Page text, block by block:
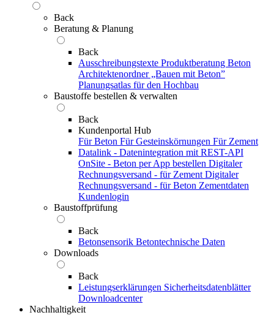
Back
Beratung & Planung
Back
Ausschreibungstexte Produktberatung Beton
Architektenordner „Bauen mit Beton”
Planungsatlas für den Hochbau
Baustoffe bestellen & verwalten
Back
Kundenportal Hub
Für Beton Für Gesteinskörnungen Für Zement
Datalink - Datenintegration mit REST-API
OnSite - Beton per App bestellen Digitaler
Rechnungsversand - für Zement Digitaler
Rechnungsversand - für Beton Zementdaten
Kundenlogin
Baustoffprüfung
Back
Betonsensorik Betontechnische Daten
Downloads
Back
Leistungserklärungen Sicherheitsdatenblätter
Downloadcenter
Nachhaltigkeit